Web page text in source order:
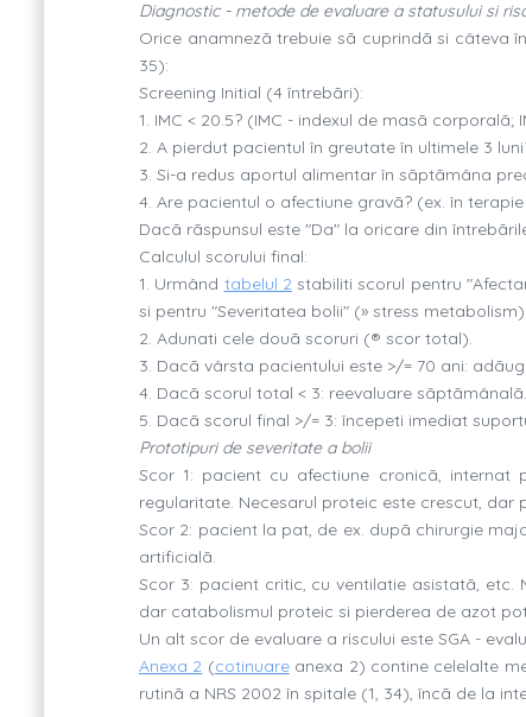
Diagnostic - metode de evaluare a statusului si
Orice anamnezã trebuie sã cuprindã si câteva
35):
Screening Initial (4 întrebãri):
1. IMC < 20.5? (IMC - indexul de masã
2. A pierdut pacientul în greutate în ultimele 3
3. Si-a redus aportul alimentar în sãptãmâna
4. Are pacientul o afectiune gravã? (ex. în
Dacã rãspunsul este "Da" la oricare din
Calculul scorului final:
1. Urmând tabelul 2 stabiliti scorul pentru
si pentru "Severitatea bolii" (» stress metabolism).
2. Adunati cele douã scoruri (® scor total).
3. Dacã vârsta pacientului este >/= 70 ani:
4. Dacã scorul total < 3: reevaluare sãptãmânalã.
5. Dacã scorul final >/= 3: începeti imediat
Prototipuri de severitate a bolii
Scor 1: pacient cu afectiune cronicã,
regularitate. Necesarul proteic este crescut,
Scor 2: pacient la pat, de ex. dupã chirurgie
artificialã.
Scor 3: pacient critic, cu ventilatie asistatã,
dar catabolismul proteic si pierderea de azot
Un alt scor de evaluare a riscului este SGA -
Anexa 2 (cotinuareanexa 2) contine celelalte
rutinã a NRS 2002 în spitale (1, 34), încã de la